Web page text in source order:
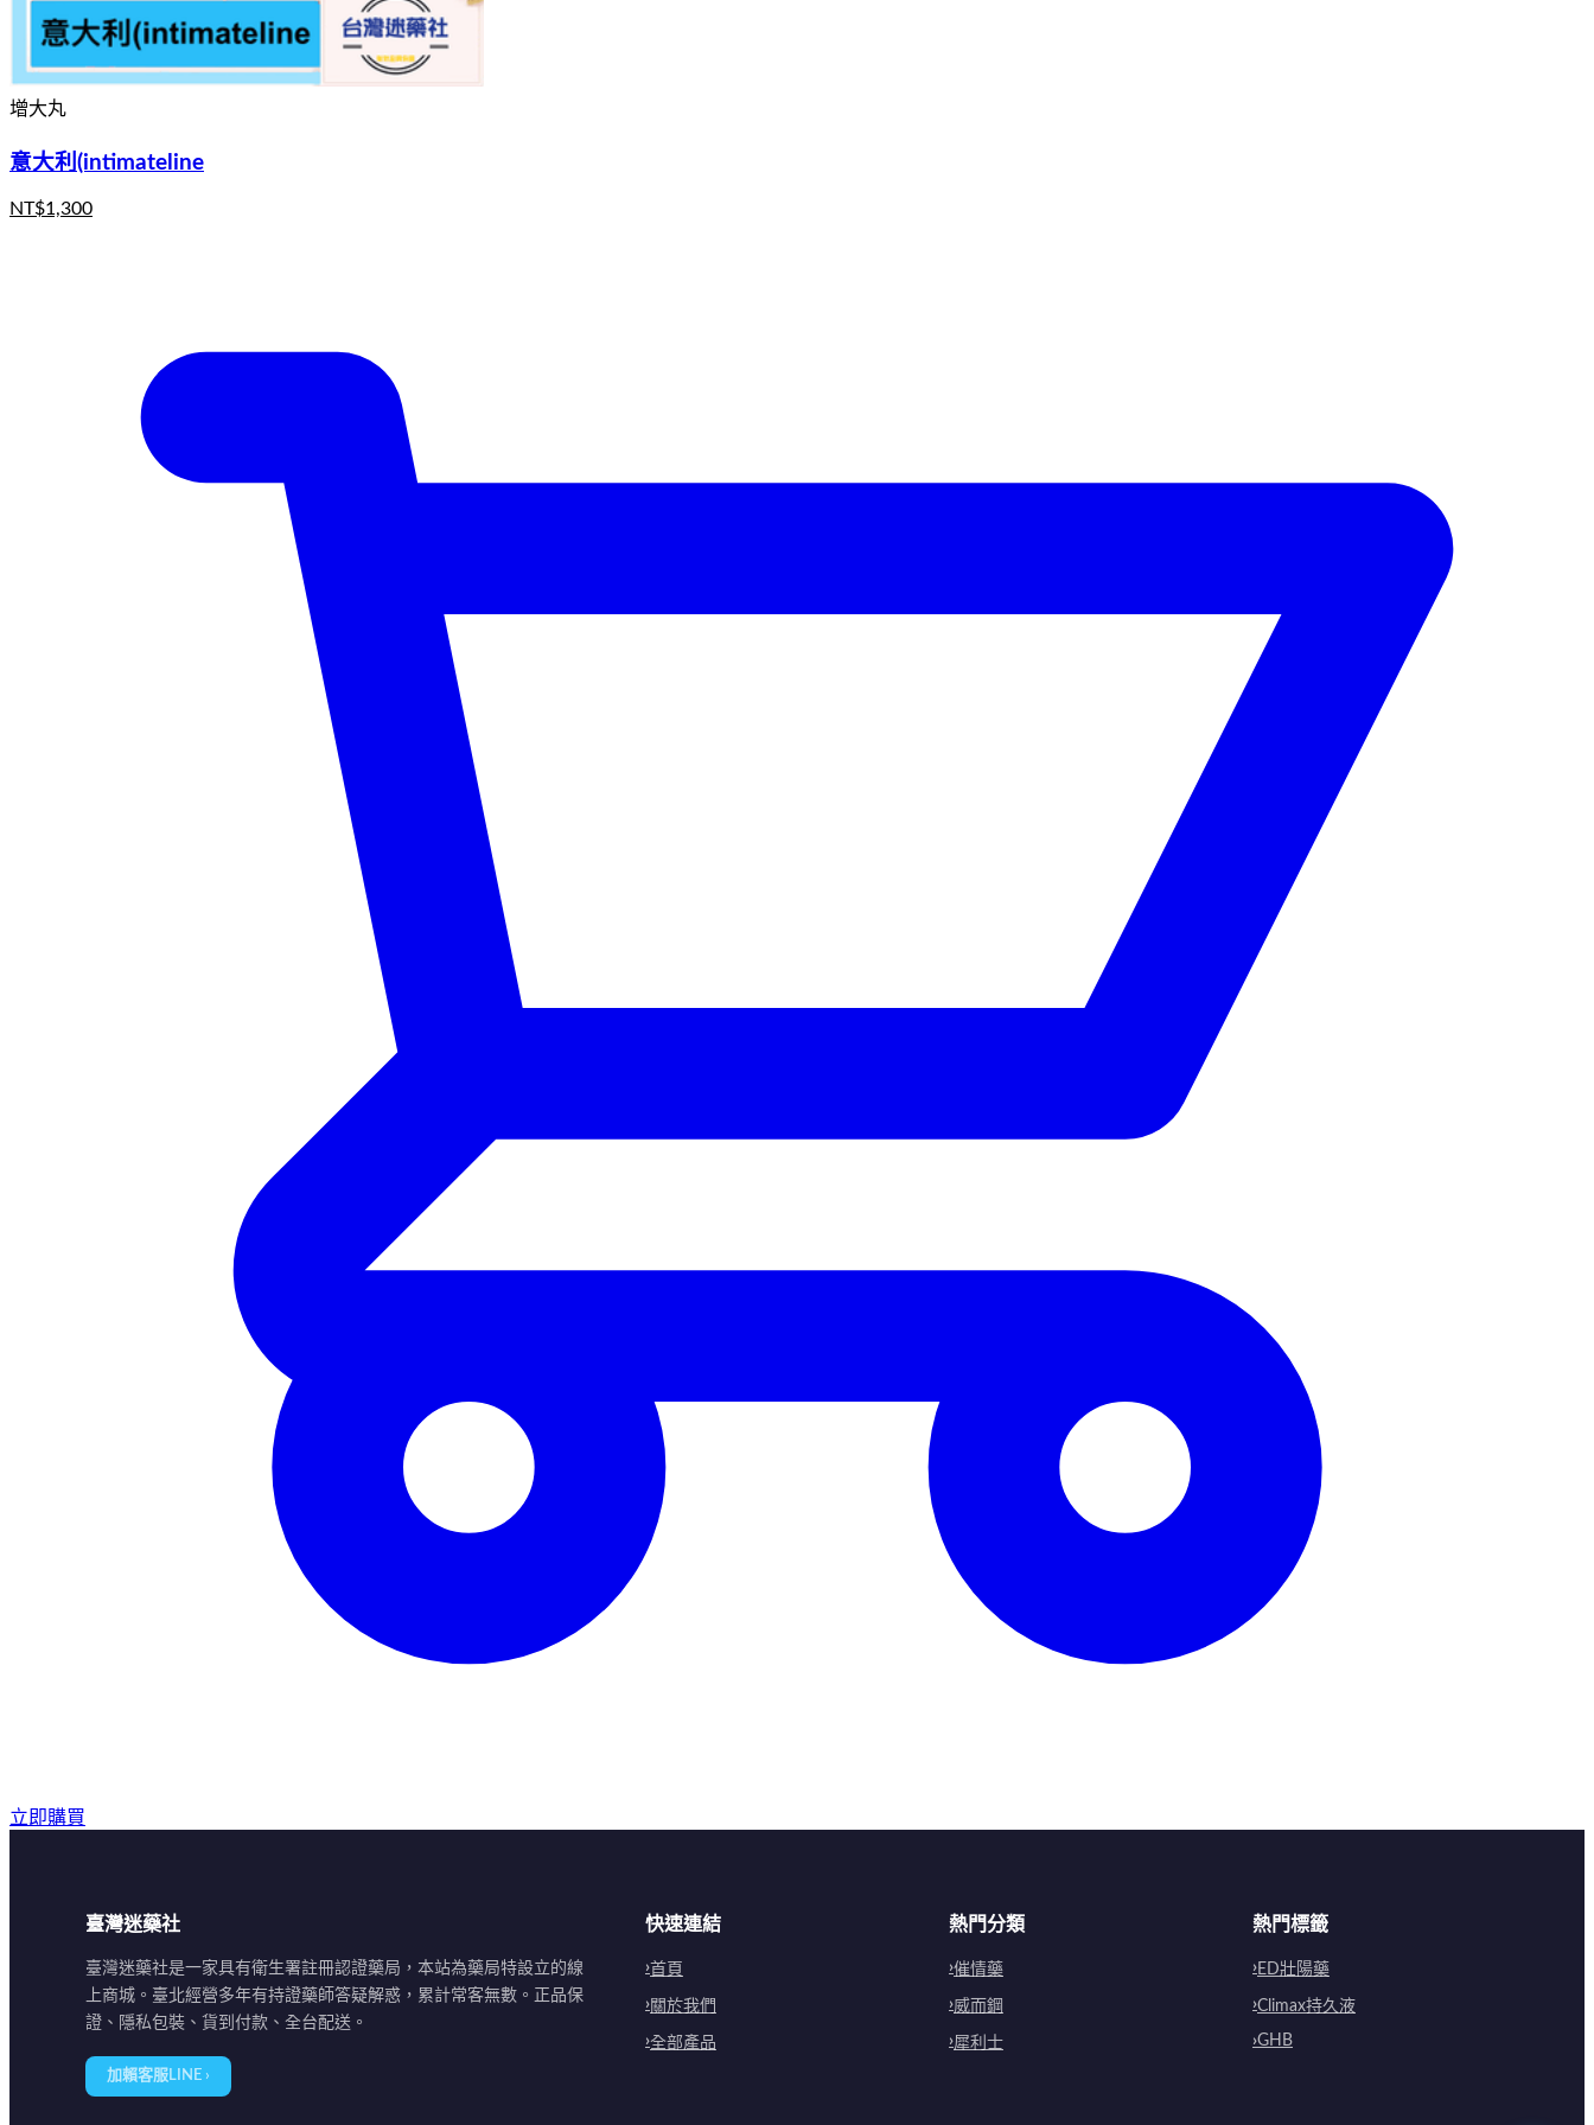
增大丸
意大利(intimateline
NT$1,300
立即購買
臺灣迷藥社
臺灣迷藥社是一家具有衛生署註冊認證藥局，本站為藥局特設立的線
上商城。臺北經營多年有持證藥師答疑解惑，累計常客無數。正品保
證、隱私包裝、貨到付款、全台配送。
加賴客服LINE ›
快速連結
首頁
關於我們
全部產品
熱門分類
催情藥
威而鋼
犀利士
熱門標籤
ED壯陽藥
Climax持久液
GHB